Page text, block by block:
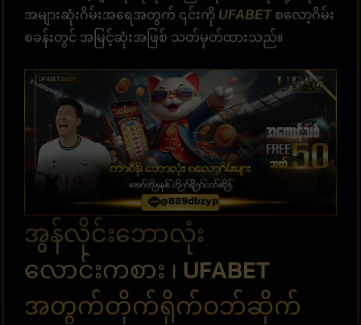
အများဆုံးဂိမ်းအရေအတွက် ၎င်းကို UFABETစလော့ဂိမ်း
စခန်းတွင် အမြင့်ဆုံးအဖြစ် သတ်မှတ်ထားသည်။
အွန်လိုင်းဘောလုံး
လောင်းကစား ၊ UFABET
အတွက်တိုက်ရိုက်ဝဘ်ဆိုက်